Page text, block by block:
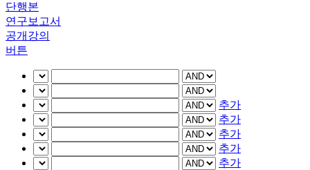
단행본
연구보고서
공개강의
버튼
추가
추가
추가
추가
추가